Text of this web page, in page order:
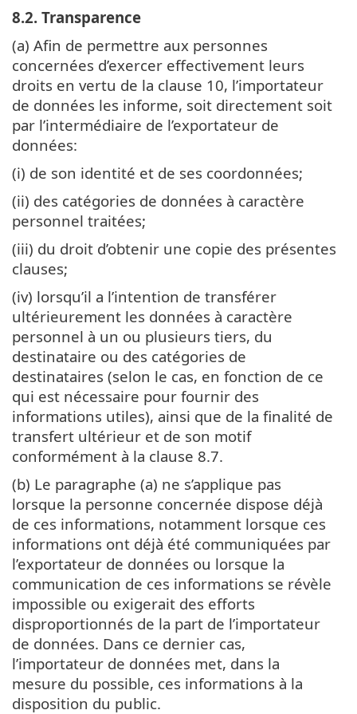
8.2. Transparence
(a) Afin de permettre aux personnes
concernées d’exercer effectivement leurs
droits en vertu de la clause 10, l’importateur
de données les informe, soit directement soit
par l’intermédiaire de l’exportateur de
données:
(i) de son identité et de ses coordonnées;
(ii) des catégories de données à caractère
personnel traitées;
(iii) du droit d’obtenir une copie des présentes
clauses;
(iv) lorsqu’il a l’intention de transférer
ultérieurement les données à caractère
personnel à un ou plusieurs tiers, du
destinataire ou des catégories de
destinataires (selon le cas, en fonction de ce
qui est nécessaire pour fournir des
informations utiles), ainsi que de la finalité de
transfert ultérieur et de son motif
conformément à la clause 8.7.
(b) Le paragraphe (a) ne s’applique pas
lorsque la personne concernée dispose déjà
de ces informations, notamment lorsque ces
informations ont déjà été communiquées par
l’exportateur de données ou lorsque la
communication de ces informations se révèle
impossible ou exigerait des efforts
disproportionnés de la part de l’importateur
de données. Dans ce dernier cas,
l’importateur de données met, dans la
mesure du possible, ces informations à la
disposition du public.